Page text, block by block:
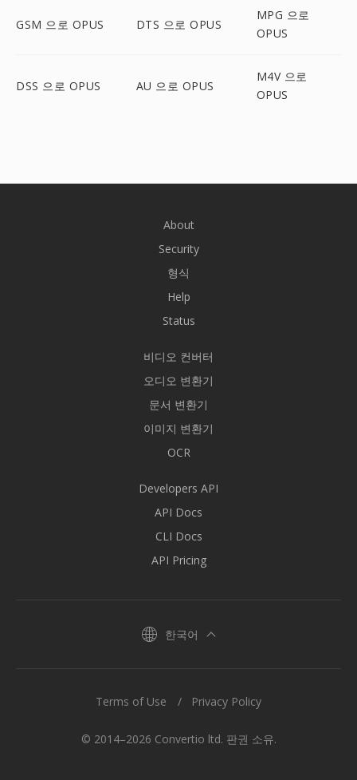
GSM 으로 OPUS DTS 으로 OPUS
MPG 으로
OPUS
DSS 으로 OPUS AU 으로 OPUS
M4V 으로
OPUS
About
Security
형식
Help
Status
비디오 컨버터
오디오 변환기
문서 변환기
이미지 변환기
OCR
Developers API
API Docs
CLI Docs
API Pricing
한국어
© 2014–2026 Convertio ltd. 판권 소유.
Terms of Use Privacy Policy